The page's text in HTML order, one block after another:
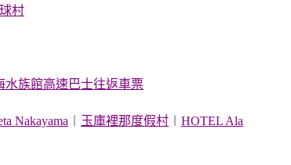
村
水族館高速巴士往返車票
Nakayama 玉庫裡那度假村
HOTEL Ala